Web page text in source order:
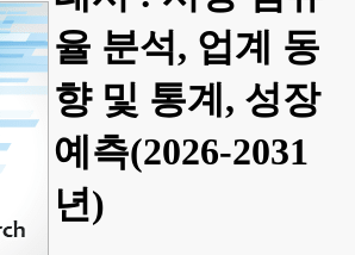
율 분석, 업계 동
향 및 통계, 성장
예측(2026-2031
년)